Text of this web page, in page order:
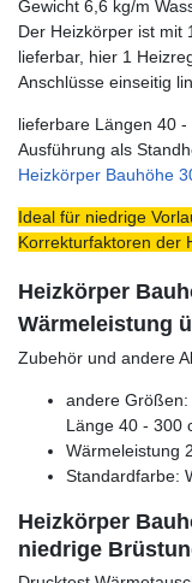
Gewicht 6,6 kg/m
Der Heizkörper ist mit
lieferbar, hier 1
Anschlüsse einseitig
lieferbare Längen 40
Ausführung als
Heizkörper Bauhöhe
Ideal für niedrige
Korrekturfaktoren der
Heizkörper
Wärmeleistung
Zubehör und andere
andere
Länge 40 - 300
Wärmeleistung
Standardfarbe:
Heizkörper
niedrige